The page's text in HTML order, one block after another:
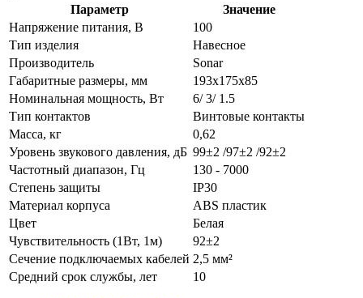
Параметр
Значение
Напряжение питания, В
100
Тип изделия
Навесное
Производитель
Sonar
Габаритные размеры, мм
193x175x85
Номинальная мощность, Вт
6/ 3/ 1.5
Тип контактов
Винтовые контакты
Масса, кг
0,62
Уровень звукового давления, дБ 99±2 /97±2 /92±2
Частотный диапазон, Гц
130 - 7000
Степень защиты
IP30
Материал корпуса
ABS пластик
Цвет
Белая
Чувствительность (1Вт, 1м)
92±2
Сечение подключаемых кабелей 2,5 мм²
Средний срок службы, лет
10